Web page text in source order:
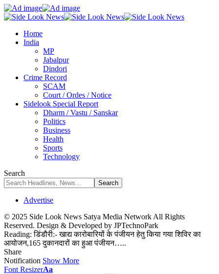
Home
India
MP
Jabalpur
Dindori
Crime Record
SCAM
Court / Ordes / Notice
Sidelook Special Report
Dharm / Vastu / Sanskar
Politics
Business
Health
Sports
Technology
Search
Advertise
© 2025 Side Look News Satya Media Network All Rights
Reserved. Design & Developed by JPTechnoPark
Reading: डिंडौरी:- खाद्य कारोबारियों के पंजीयन हेतु किया गया शिविर का
आयोजन,165 दुकानदारों का हुआ पंजीयन…..
Share
Notification Show More
Font ResizerAa